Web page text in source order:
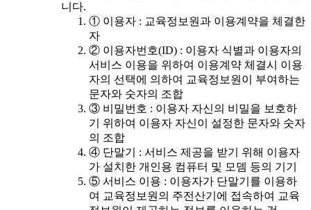
니다.
① 이용자 : 교육정보원과 이용계약을 체결한
자
② 이용자번호(ID) : 이용자 식별과 이용자의
서비스 이용을 위하여 이용계약 체결시 이용
자의 선택에 의하여 교육정보원이 부여하는
문자와 숫자의 조합
③ 비밀번호 : 이용자 자신의 비밀을 보호하
기 위하여 이용자 자신이 설정한 문자와 숫자
의 조합
④ 단말기 : 서비스 제공을 받기 위해 이용자
가 설치한 개인용 컴퓨터 및 모뎀 등의 기기
⑤ 서비스 이용 : 이용자가 단말기를 이용하
여 교육정보원의 주전산기에 접속하여 교육